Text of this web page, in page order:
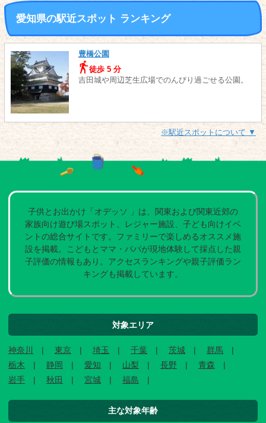
愛知県の駅近スポット ランキング
豊橋公園
徒歩 5 分
吉田城や周辺芝生広場でのんびり過ごせる公園。
※駅近スポットについて ▼
子供とお出かけ「オデッソ 」は、関東および関東近郊の
家族向け遊び場スポット、レジャー施設、子ども向けイベ
ントの総合サイトです。ファミリーで楽しめるオススメ施
設を掲載。こどもとママ・パパが現地体験して採点した親
子評価の情報もあり。アクセスランキングや親子評価ラン
キングも掲載しています。
対象エリア
神奈川 東京 埼玉 千葉 茨城
群馬
栃木
静岡 愛知 山梨 長野
青森
岩手
秋田 宮城 福島
主な対象年齢